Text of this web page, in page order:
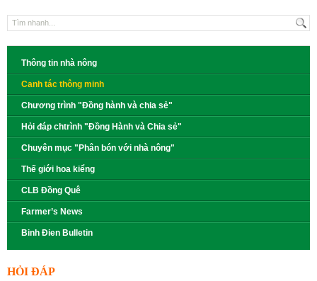
Thông tin nhà nông
Canh tác thông minh
Chương trình "Đồng hành và chia sẻ"
Hỏi đáp chtrình "Đồng Hành và Chia sẻ"
Chuyên mục "Phân bón với nhà nông"
Thế giới hoa kiểng
CLB Đồng Quê
Farmer’s News
Binh Đien Bulletin
HỎI ĐÁP